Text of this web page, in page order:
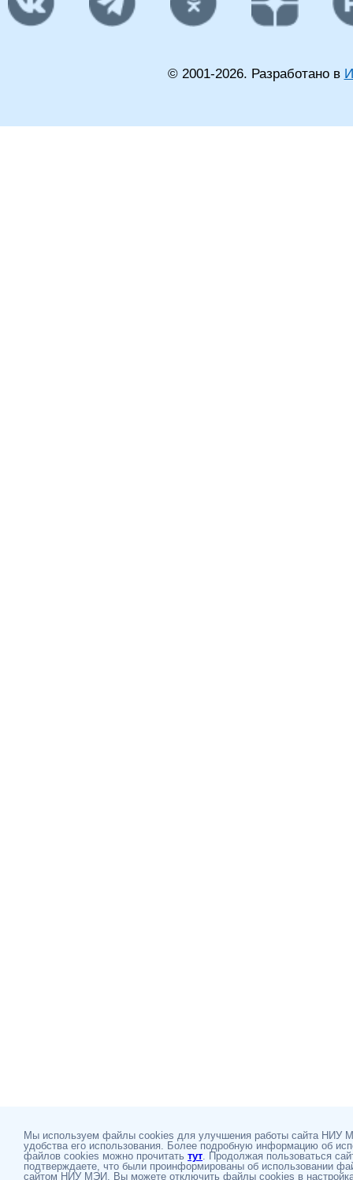
© 2001-2026. Разработано в
Мы используем файлы cookies для улучшения работы сайта НИУ
удобства его использования. Более подробную информацию об
файлов cookies можно прочитать тут. Продолжая пользоваться
подтверждаете, что были проинформированы об использовании
сайтом НИУ МЭИ. Вы можете отключить файлы cookies в